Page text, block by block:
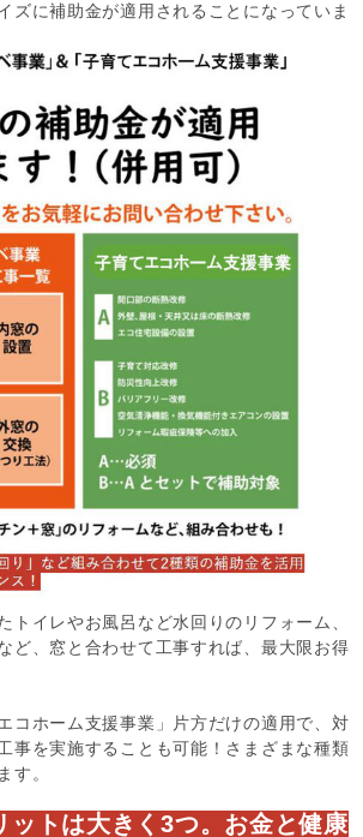
ズに補助金が適用されることになっていま
トイレやお風呂など水回りのリフォーム、
ど、窓と合わせて工事すれば、最大限お得
コホーム支援事業」片方だけの適用で、対
事を実施することも可能！さまざまな種類
す。
ットは大きく3つ。お金と健康